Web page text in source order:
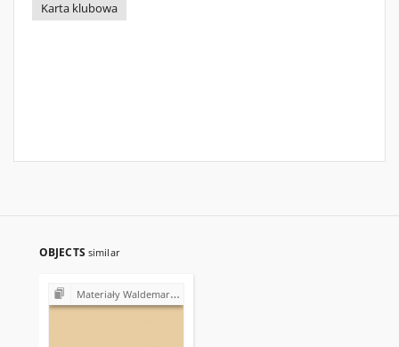
Karta klubowa
OBJECTS similar
Materiały Waldemara Gałązki (1978-1982)